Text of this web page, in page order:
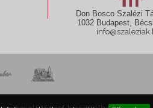
Don Bosco Szalézi
1032 Budapest,